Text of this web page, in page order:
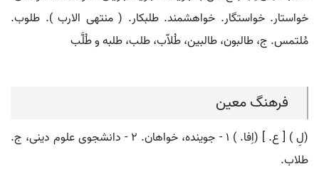
خواستار. خواستگار. خواهشمند. طلبکار. ( منتهی الارب ). طلوب.
مُلتمس. ج، طالبون، طالبین، طُلاّب، طلب، طلبه و طُلَّب
فرهنگ معین
(لِ ) [ ع. ] (اِفا. ) ۱ - جوینده، خواهان. ۲ - دانشجوی علوم دینی، ج.
طلاب.